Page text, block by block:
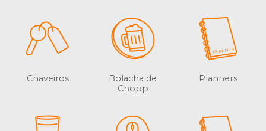
Chaveiros
Bolacha de
Chopp
Planners